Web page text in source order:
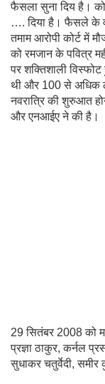
फैसला सुना दिय है।
…. दिया है। फैसले के
तमाम आरोपी कोर्ट में
को रमजान के पवित्र
पर शक्तिशाली
थी और 100 से अधिक
नवरात्रि की शुरुआत
और एनआईए ने की है।
29 सितंबर 2008 को
प्रज्ञा ठाकुर, कर्नल
सुधाकर चतुर्वेदी, समीर